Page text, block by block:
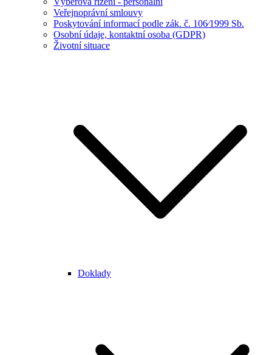
Veřejnoprávní smlouvy
Poskytování informací podle zák. č. 106⁄1999 Sb.
Osobní údaje, kontaktní osoba (GDPR)
Životní situace
Doklady